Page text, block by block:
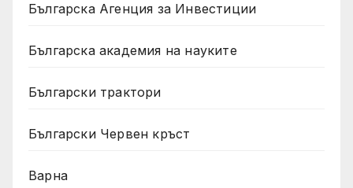
Българска Агенция за Инвестиции
Българска академия на науките
Български трактори
Български Червен кръст
Варна